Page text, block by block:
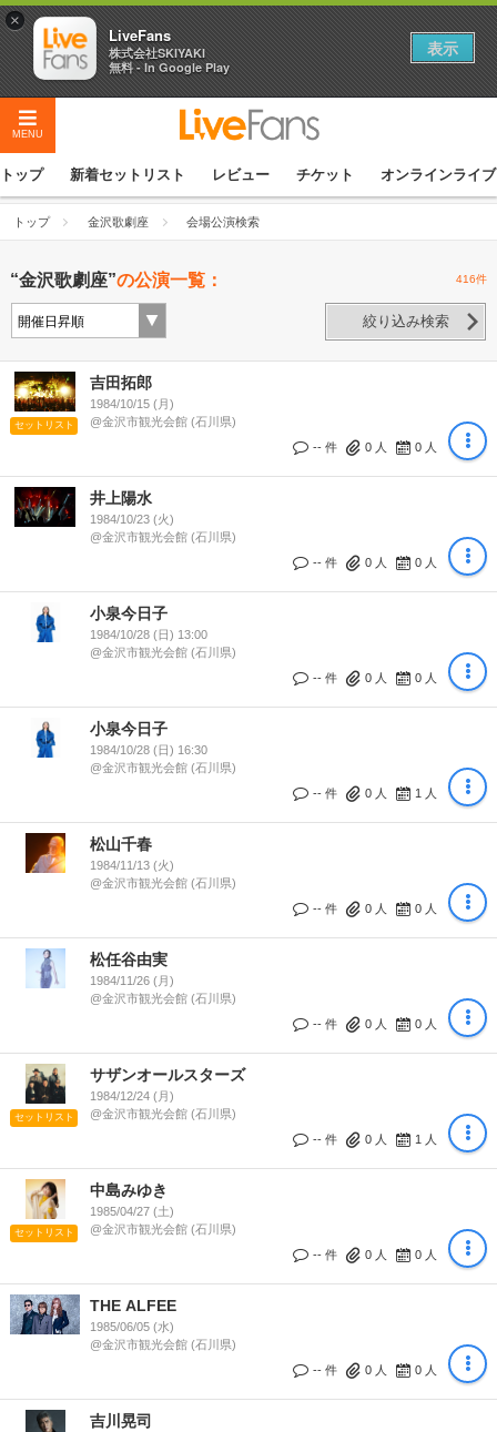
MENU
トップ 新着セットリスト レビュー チケット オンラインライブ
トップ 金沢歌劇座 会場公演検索
“金沢歌劇座”の公演一覧： 416件
絞り込み検索
セットリスト
吉田拓郎
1984/10/15 (月)
@金沢市観光会館 (石川県)
-- 件
0 人 0 人
井上陽水
1984/10/23 (火)
@金沢市観光会館 (石川県)
-- 件
0 人 0 人
小泉今日子
1984/10/28 (日) 13:00
@金沢市観光会館 (石川県)
-- 件
0 人 0 人
小泉今日子
1984/10/28 (日) 16:30
@金沢市観光会館 (石川県)
-- 件
0 人 1 人
松山千春
1984/11/13 (火)
@金沢市観光会館 (石川県)
-- 件
0 人 0 人
松任谷由実
1984/11/26 (月)
@金沢市観光会館 (石川県)
-- 件
0 人 0 人
セットリスト
サザンオールスターズ
1984/12/24 (月)
@金沢市観光会館 (石川県)
-- 件
0 人 1 人
セットリスト
中島みゆき
1985/04/27 (土)
@金沢市観光会館 (石川県)
-- 件
0 人 0 人
THE ALFEE
1985/06/05 (水)
@金沢市観光会館 (石川県)
-- 件
0 人 0 人
吉川晃司
×
LiveFans
株式会社SKIYAKI
無料 - In Google Play
表示